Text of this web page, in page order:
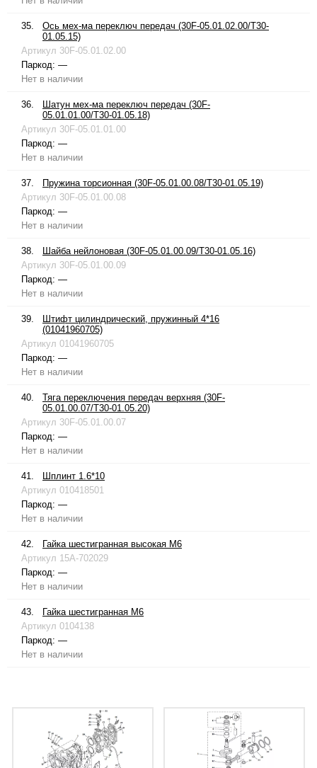
35.
Ось мех-ма переключ передач (30F-05.01.02.00/T30-
01.05.15)
Артикул 30F-05.01.02.00
Паркод: —
Нет в наличии
36.
Шатун мех-ма переключ передач (30F-
05.01.01.00/T30-01.05.18)
Артикул 30F-05.01.01.00
Паркод: —
Нет в наличии
37.
Пружина торсионная (30F-05.01.00.08/T30-01.05.19)
Артикул 30F-05.01.00.08
Паркод: —
Нет в наличии
38.
Шайба нейлоновая (30F-05.01.00.09/T30-01.05.16)
Артикул 30F-05.01.00.09
Паркод: —
Нет в наличии
39.
Штифт цилиндрический, пружинный 4*16
(01041960705)
Артикул 01041960705
Паркод: —
Нет в наличии
40.
Тяга переключения передач верхняя (30F-
05.01.00.07/T30-01.05.20)
Артикул 30F-05.01.00.07
Паркод: —
Нет в наличии
41.
Шплинт 1.6*10
Артикул 010418501
Паркод: —
Нет в наличии
42.
Гайка шестигранная высокая М6
Артикул 15A-702029
Паркод: —
Нет в наличии
43.
Гайка шестигранная М6
Артикул 0104138
Паркод: —
Нет в наличии